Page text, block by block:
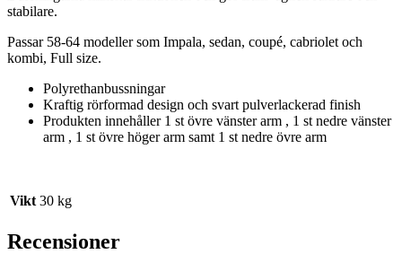
stabilare.
Passar 58-64 modeller som Impala, sedan, coupé, cabriolet och
kombi, Full size.
Polyrethanbussningar
Kraftig rörformad design och svart pulverlackerad finish
Produkten innehåller 1 st övre vänster arm , 1 st nedre vänster
arm , 1 st övre höger arm samt 1 st nedre övre arm
Vikt 30 kg
Recensioner